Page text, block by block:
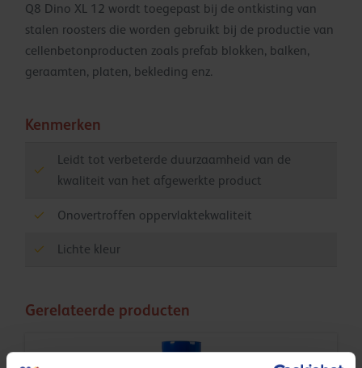
Q8 Dino XL 12 wordt toegepast bij de ontkisting van
stalen roosters die worden gebruikt bij de productie van
cellenbetonproducten zoals prefab blokken, balken,
geraamten, platen, bekleding enz.
Kenmerken
Leidt tot verbeterde duurzaamheid van de
kwaliteit van het afgewerkte product
Onovertroffen oppervlaktekwaliteit
Lichte kleur
Gerelateerde producten